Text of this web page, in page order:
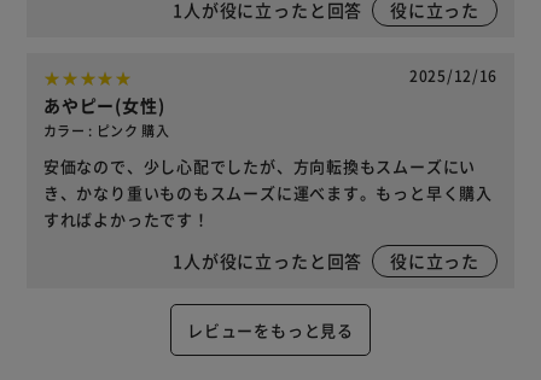
1 人が役に立ったと回答 役に立った
2025/12/16
あやピー(女性)
カラー : ピンク 購入
安価なので、少し心配でしたが、方向転換もスムーズにい
き、かなり重いものもスムーズに運べます。もっと早く購入
すればよかったです！
1 人が役に立ったと回答 役に立った
レビューをもっと見る